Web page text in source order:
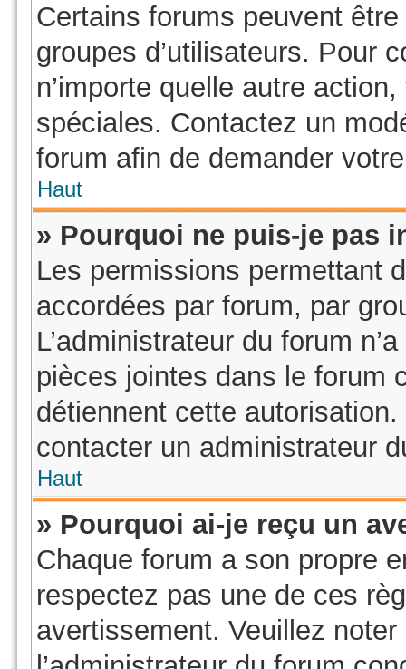
Certains forums peuvent
groupes d’utilisateurs. Pour
n’importe quelle autre
spéciales. Contactez un
forum afin de demander
Haut
» Pourquoi ne puis-je pas
Les permissions permettant
accordées par forum, par
L’administrateur du forum
pièces jointes dans le forum
détiennent cette
contacter un administrateur
Haut
» Pourquoi ai-je reçu un
Chaque forum a son propre
respectez pas une de ces
avertissement. Veuillez noter